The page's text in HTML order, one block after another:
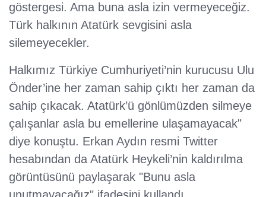
göstergesi. Ama buna asla izin vermeyeceğiz.
Türk halkının Atatürk sevgisini asla
silemeyecekler.
Halkımız Türkiye Cumhuriyeti’nin kurucusu Ulu
Önder’ine her zaman sahip çıktı her zaman da
sahip çıkacak. Atatürk’ü gönlümüzden silmeye
çalışanlar asla bu emellerine ulaşamayacak"
diye konuştu. Erkan Aydın resmi Twitter
hesabından da Atatürk Heykeli’nin kaldırılma
görüntüsünü paylaşarak "Bunu asla